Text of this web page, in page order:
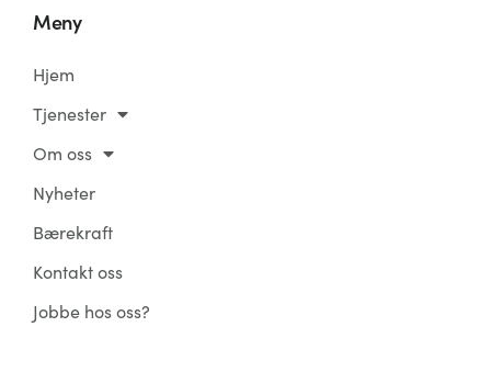
Meny
Hjem
Tjenester
Om oss
Nyheter
Bærekraft
Kontakt oss
Jobbe hos oss?